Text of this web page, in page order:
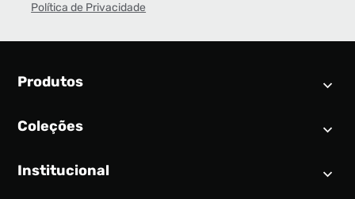
Política de Privacidade
Produtos
Calendário SNEAKER
Tênis
Coleções
Air Jordan 1
Institucional